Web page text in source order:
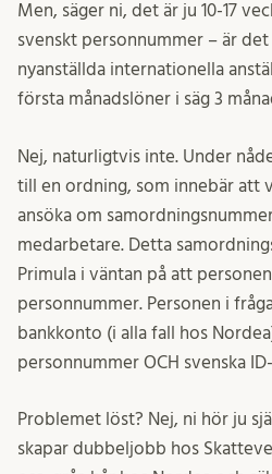
Men, säger ni, det är ju 10-17
svenskt personnummer – är
nyanställda internationella
första månadslöner i säg 3
Nej, naturligtvis inte. Under
till en ordning, som innebär att
ansöka om
medarbetare. Detta
Primula i väntan på att
personnummer. Personen i
bankkonto (i alla fall hos
personnummer OCH svenska
Problemet löst? Nej, ni hör ju
skapar dubbeljobb hos